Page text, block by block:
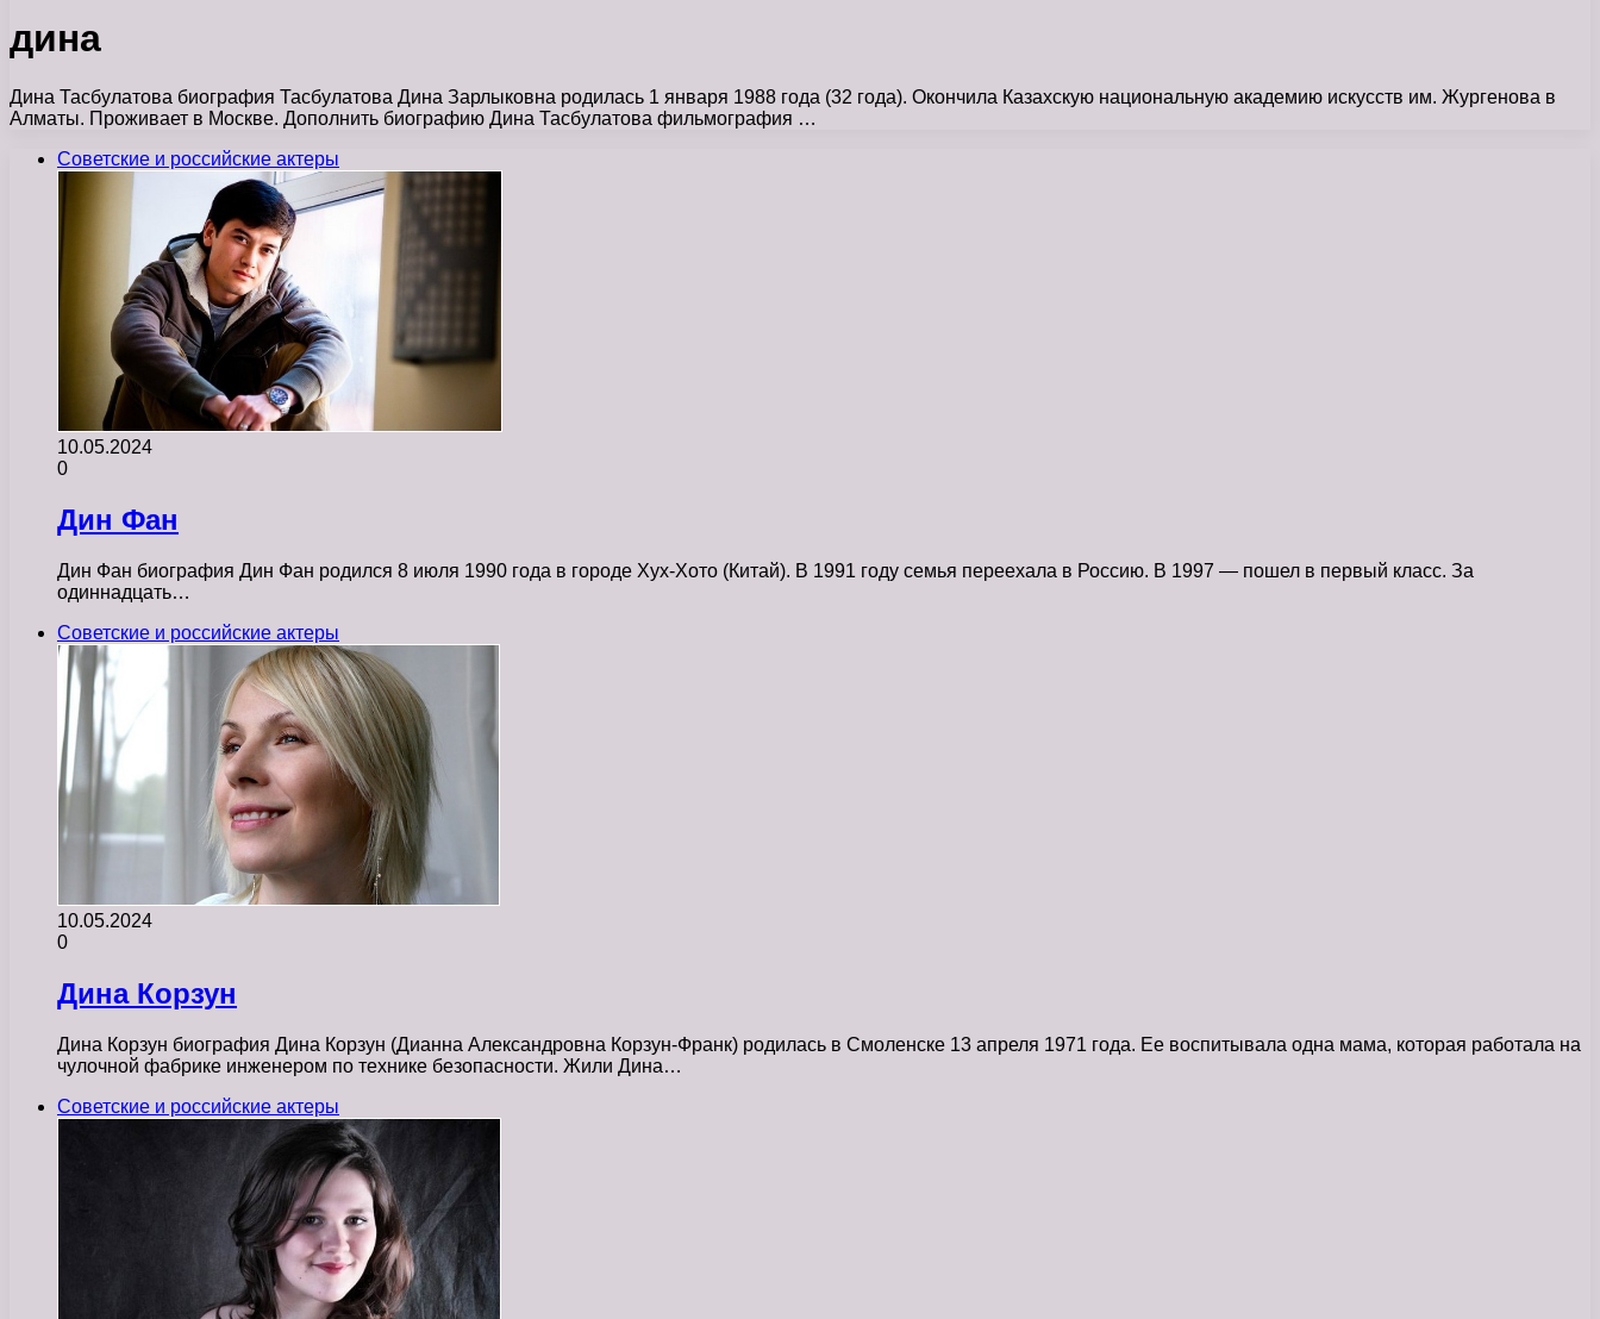
дина
Дина Тасбулатова биография Тасбулатова Дина Зарлыковна родилась 1 января 1988 года (32 года). Окончила Казахскую национальную академию искусств им. Жургенова в
Алматы. Проживает в Москве. Дополнить биографию Дина Тасбулатова фильмография …
Советские и российские актеры
10.05.2024
0
Дин Фан
Дин Фан биография Дин Фан родился 8 июля 1990 года в городе Хух-Хото (Китай). В 1991 году семья переехала в Россию. В 1997 — пошел в первый класс. За
одиннадцать…
Советские и российские актеры
10.05.2024
0
Дина Корзун
Дина Корзун биография Дина Корзун (Дианна Александровна Корзун-Франк) родилась в Смоленске 13 апреля 1971 года. Ее воспитывала одна мама, которая работала на
чулочной фабрике инженером по технике безопасности. Жили Дина…
Советские и российские актеры